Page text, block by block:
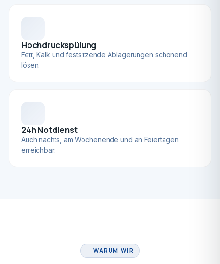
Hochdruckspülung
Fett, Kalk und festsitzende Ablagerungen schonend
lösen.
24h Notdienst
Auch nachts, am Wochenende und an Feiertagen
erreichbar.
WARUM WIR